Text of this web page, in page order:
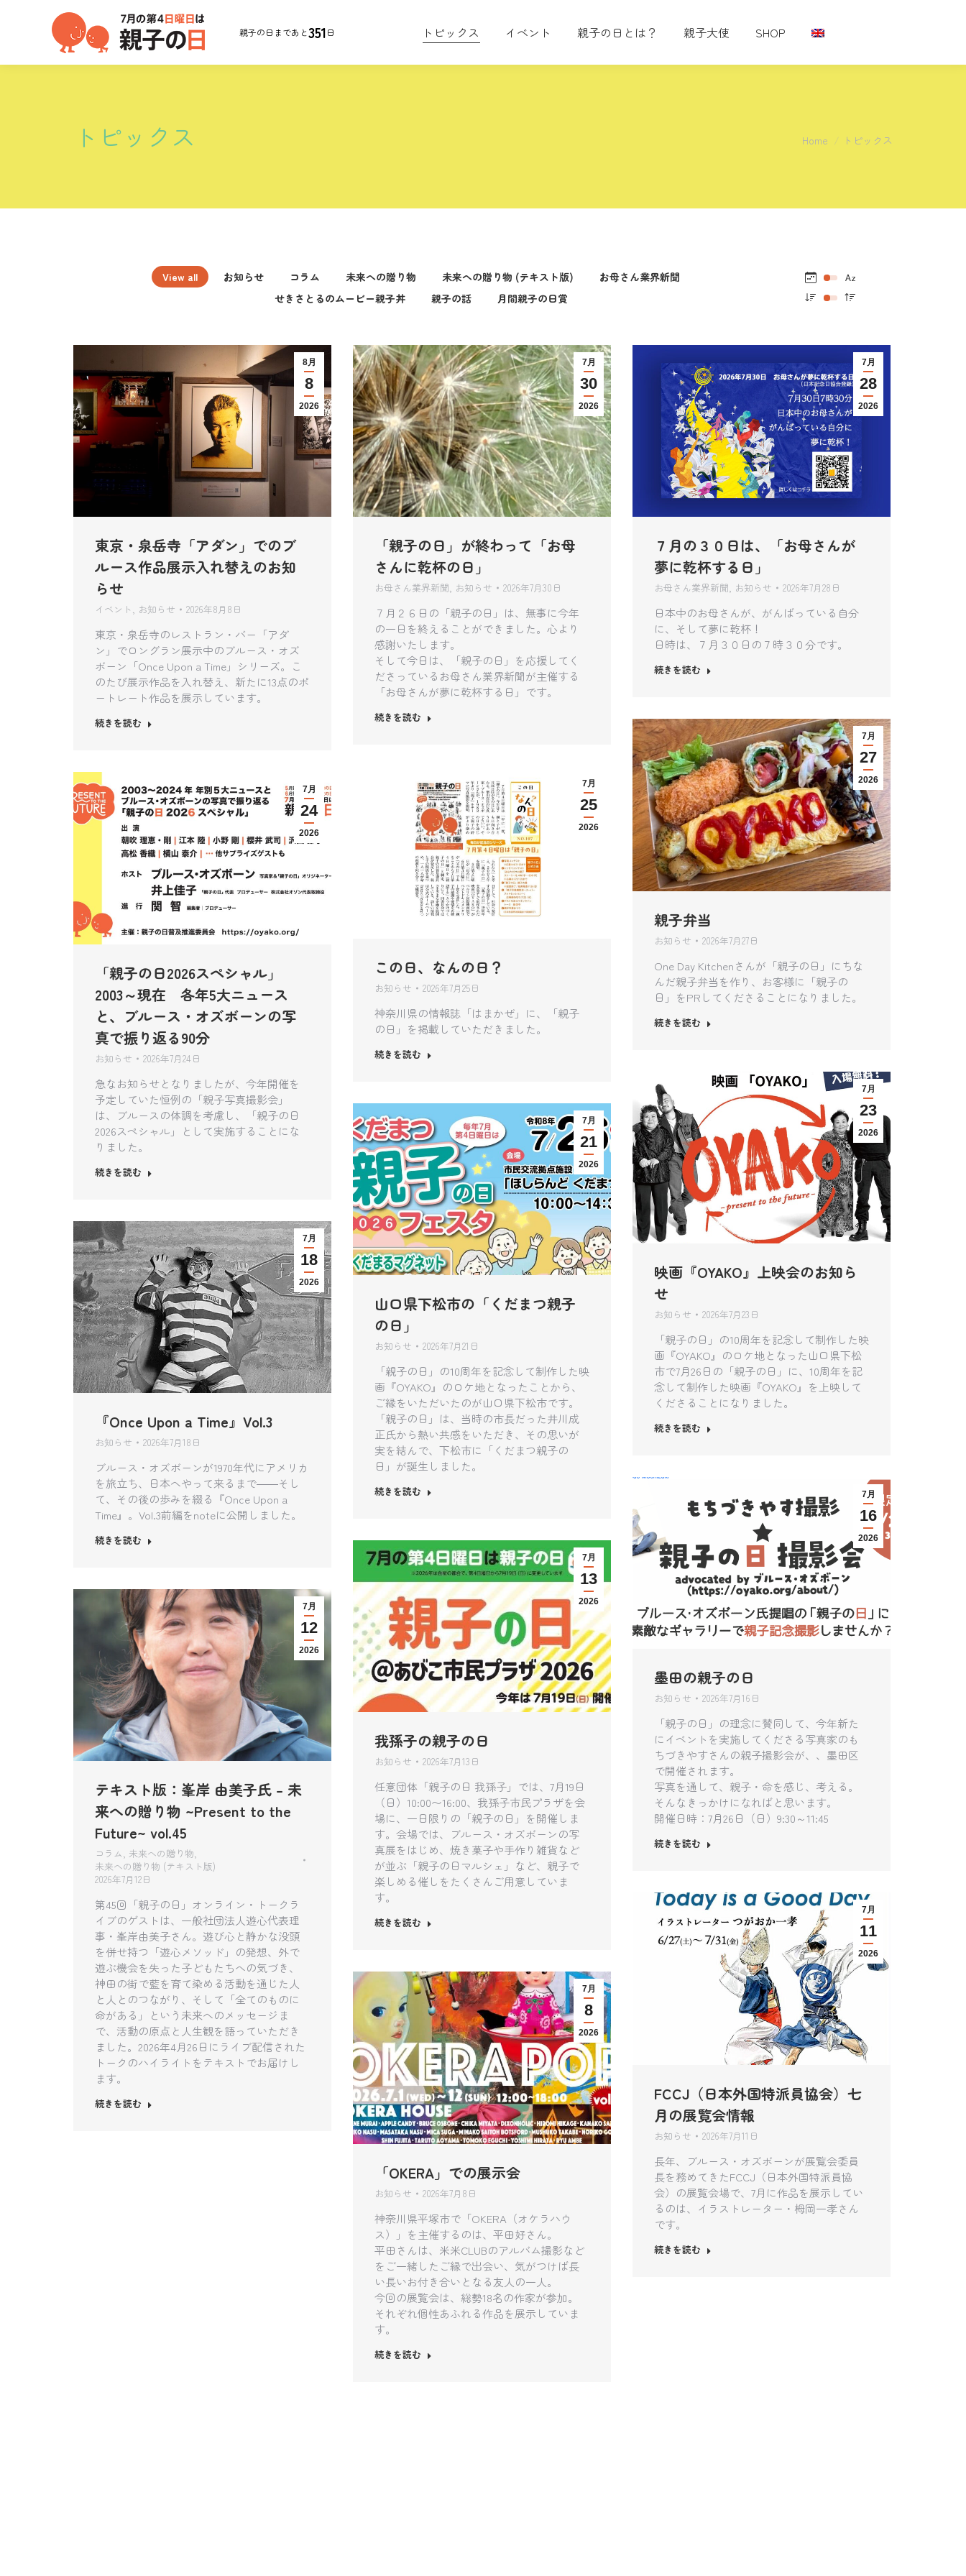
親子の日まであと351日 トピックス イベント 親子の日とは？ 親子大使 SHOP
トピックス You are here:
Home トピックス
View all お知らせ コラム 未来への贈り物 未来への贈り物 (テキスト版)
お母さん業界新聞
せきさとるのムービー親子丼
親子の話 月間親子の日賞
8月
8
2026
東京・泉岳寺「アダン」でのブ
ルース作品展示入れ替えのお知
らせ
イベント , お知らせ 2026年8月8日
東京・泉岳寺のレストラン・バー「アダ
ン」でロングラン展示中のブルース・オズ
ボーン「Once Upon a Time」シリーズ。こ
のたび展示作品を入れ替え、新たに13点のポ
ートレート作品を展示しています。
続きを読む
7月
30
2026
「親子の日」が終わって「お母
さんに乾杯の日」
お母さん業界新聞, お知らせ 2026年7月30日
７月２６日の「親子の日」は、無事に今年
の一日を終えることができました。心より
感謝いたします。
そして今日は、「親子の日」を応援してく
ださっているお母さん業界新聞が主催する
「お母さんが夢に乾杯する日」です。
続きを読む
7月
28
2026
７月の３０日は、「お母さんが
夢に乾杯する日」
お母さん業界新聞, お知らせ 2026年7月28日
日本中のお母さんが、がんばっている自分
に、そして夢に乾杯！
日時は、７月３０日の７時３０分です。
続きを読む
7月
27
2026
親子弁当
お知らせ 2026年7月27日
One Day Kitchenさんが「親子の日」にちな
んだ親子弁当を作り、お客様に「親子の
日」をPRしてくださることになりました。
続きを読む
7月
25
2026
この日、なんの日？
お知らせ 2026年7月25日
神奈川県の情報誌「はまかぜ」に、「親子
の日」を掲載していただきました。
続きを読む
7月
24
2026
「親子の日2026スペシャル」
2003～現在 各年5大ニュース
と、ブルース・オズボーンの写
真で振り返る90分
お知らせ 2026年7月24日
急なお知らせとなりましたが、今年開催を
予定していた恒例の「親子写真撮影会」
は、ブルースの体調を考慮し、「親子の日
2026スペシャル」として実施することにな
りました。
続きを読む
7月
23
2026
映画『OYAKO』上映会のお知ら
せ
お知らせ 2026年7月23日
「親子の日」の10周年を記念して制作した映
画『OYAKO』のロケ地となった山口県下松
市で7月26日の「親子の日」に、10周年を記
念して制作した映画『OYAKO』を上映して
くださることになりました。
続きを読む
7月
21
2026
山口県下松市の「くだまつ親子
の日」
お知らせ 2026年7月21日
「親子の日」の10周年を記念して制作した映
画『OYAKO』のロケ地となったことから、
ご縁をいただいたのが山口県下松市です。
「親子の日」は、当時の市長だった井川成
正氏から熱い共感をいただき、その思いが
実を結んで、下松市に「くだまつ親子の
日」が誕生しました。
続きを読む
7月
18
2026
『Once Upon a Time』Vol.3
お知らせ 2026年7月18日
ブルース・オズボーンが1970年代にアメリカ
を旅立ち、日本へやって来るまで――そし
て、その後の歩みを綴る『Once Upon a
Time』。Vol.3前編をnoteに公開しました。
続きを読む
7月
16
2026
墨田の親子の日
お知らせ 2026年7月16日
「親子の日」の理念に賛同して、今年新た
にイベントを実施してくださる写真家のも
ちづきやすさんの親子撮影会が、、墨田区
で開催されます。
写真を通して、親子・命を感じ、考える。
そんなきっかけになればと思います。
開催日時：7月26日（日）9:30～11:45
続きを読む
7月
13
2026
我孫子の親子の日
お知らせ 2026年7月13日
任意団体「親子の日 我孫子」では、7月19日
（日）10:00〜16:00、我孫子市民プラザを会
場に、一日限りの「親子の日」を開催しま
す。会場では、ブルース・オズボーンの写
真展をはじめ、焼き菓子や手作り雑貨など
が並ぶ「親子の日マルシェ」など、親子で
楽しめる催しをたくさんご用意していま
す。
続きを読む
7月
12
2026
テキスト版：峯岸 由美子氏 – 未
来への贈り物 ~Present to the
Future~ vol.45
コラム, 未来への贈り物,
未来への贈り物 (テキスト版)
2026年7月12日
第45回「親子の日」オンライン・トークラ
イブのゲストは、一般社団法人遊心代表理
事・峯岸由美子さん。遊び心と静かな没頭
を併せ持つ「遊心メソッド」の発想、外で
遊ぶ機会を失った子どもたちへの気づき、
神田の街で藍を育て染める活動を通じた人
と人とのつながり、そして「全てのものに
命がある」という未来へのメッセージま
で、活動の原点と人生観を語っていただき
ました。2026年4月26日にライブ配信された
トークのハイライトをテキストでお届けし
ます。
続きを読む
7月
11
2026
FCCJ（日本外国特派員協会）七
月の展覧会情報
お知らせ 2026年7月11日
長年、ブルース・オズボーンが展覧会委員
長を務めてきたFCCJ（日本外国特派員協
会）の展覧会場で、7月に作品を展示してい
るのは、イラストレーター・栂岡一孝さん
です。
続きを読む
7月
8
2026
「OKERA」での展示会
お知らせ 2026年7月8日
神奈川県平塚市で「OKERA（オケラハウ
ス）」を主催するのは、平田好さん。
平田さんは、米米CLUBのアルバム撮影など
をご一緒したご縁で出会い、気がつけば長
い長いお付き合いとなる友人の一人。
今回の展覧会は、総勢18名の作家が参加。
それぞれ個性あふれる作品を展示していま
す。
続きを読む